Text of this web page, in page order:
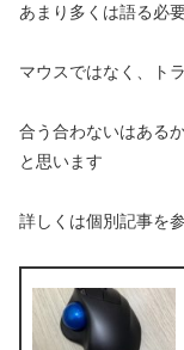
あまり多くは語る必
マウスではなく、ト
合う合わないはある
と思います
詳しくは個別記事を